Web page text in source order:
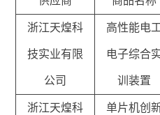
浙江天煌科
技实业有限
公司
高性能电
电子综合
训装置
浙江天煌科 单片机创